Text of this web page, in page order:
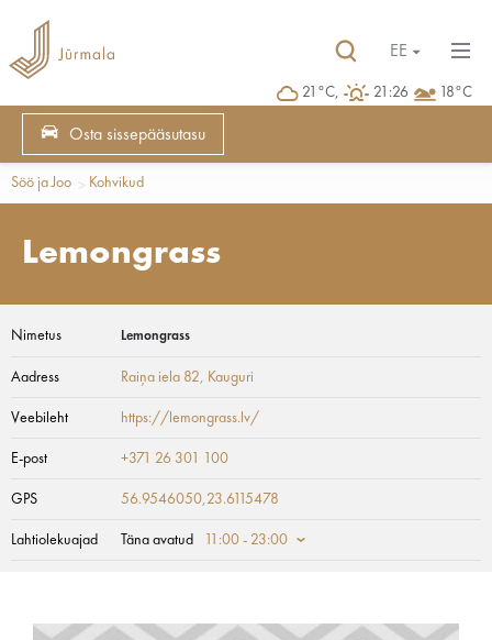
21°C, 21:26 18°C
EE
Osta sissepääsutasu
Söö ja Joo Kohvikud
Lemongrass
Nimetus Lemongrass
Aadress Raiņa iela 82, Kauguri
Veebileht https://lemongrass.lv/
E-post +371 26 301 100
GPS 56.9546050,23.6115478
Lahtiolekuajad Täna avatud 11:00 - 23:00